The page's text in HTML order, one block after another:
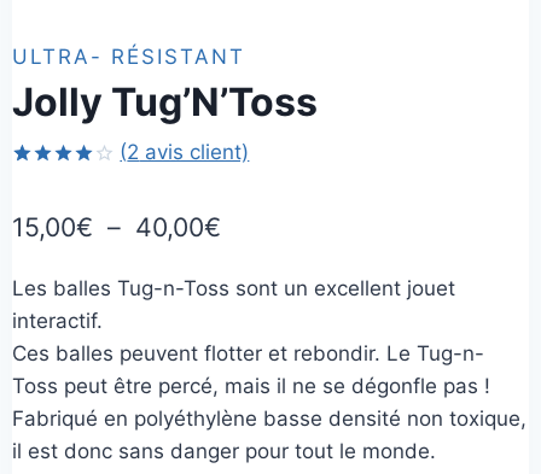
ULTRA- RÉSISTANT
Jolly Tug’N’Toss
5 basé
sur
client
(2 avis client)
15,00€ – 40,00€
prix :
15,00€
à
40,00€
Les balles Tug-n-Toss sont un excellent jouet
interactif.
Ces balles peuvent flotter et rebondir. Le Tug-n-
Toss peut être percé, mais il ne se dégonfle pas !
Fabriqué en polyéthylène basse densité non toxique,
il est donc sans danger pour tout le monde.